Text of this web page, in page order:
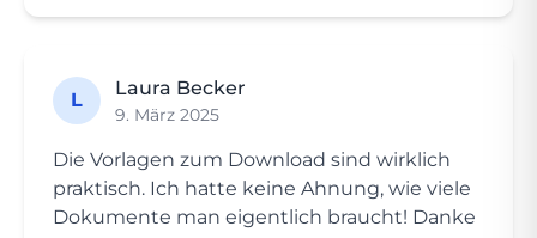
L
Laura Becker
9. März 2025
Die Vorlagen zum Download sind wirklich
praktisch. Ich hatte keine Ahnung, wie viele
Dokumente man eigentlich braucht! Danke